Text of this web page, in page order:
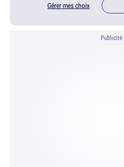
Gérer mes choix
Publicité